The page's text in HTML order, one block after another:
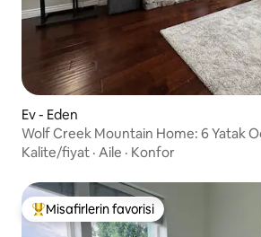
Ev - Eden
Wolf Creek Mountain Home: 6 Yatak
Kalite/fiyat · Aile · Konfor
Misafirlerin favorilerinden en
Misafirlerin favorisi